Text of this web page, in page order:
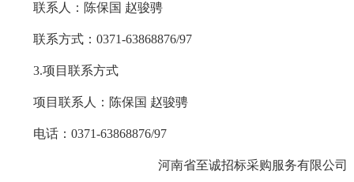
联系人：陈保国 赵骏骋
联系方式： 0371-63868876/97
3.项目联系方式
项目联系人：陈保国 赵骏骋
电话： 0371-63868876/97
河南省至诚招标采购服务有限公司